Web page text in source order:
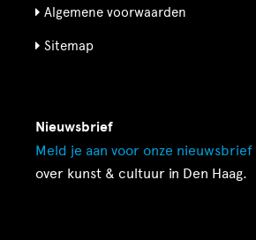
Algemene voorwaarden
Sitemap
Nieuwsbrief
Meld je aan voor onze nieuwsbrief
over kunst & cultuur in Den Haag.